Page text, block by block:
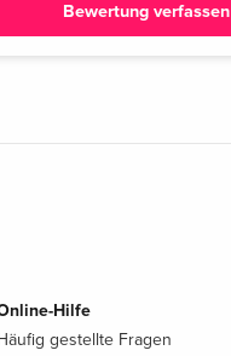
Bewertung verfassen
Hilfe
gestellte Fragen